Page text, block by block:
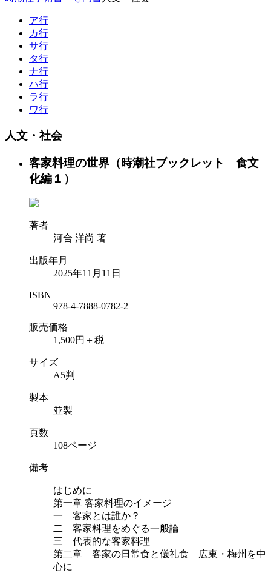
ア行
カ行
サ行
タ行
ナ行
ハ行
ラ行
ワ行
人文・社会
客家料理の世界（時潮社ブックレット 食文
化編１）
著者
河合 洋尚 著
出版年月
2025年11月11日
ISBN
978-4-7888-0782-2
販売価格
1,500円＋税
サイズ
A5判
製本
並製
頁数
108ページ
備考
はじめに
第一章 客家料理のイメージ
一 客家とは誰か？
二 客家料理をめぐる一般論
三 代表的な客家料理
第二章 客家の日常食と儀礼食―広東・梅州を中
心に